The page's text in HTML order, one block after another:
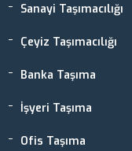
Sanayi Taşımacılığı
Çeyiz Taşımacılığı
Banka Taşıma
İşyeri Taşıma
Ofis Taşıma